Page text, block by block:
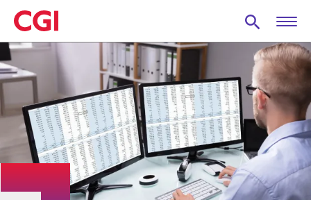
Skip
to
main